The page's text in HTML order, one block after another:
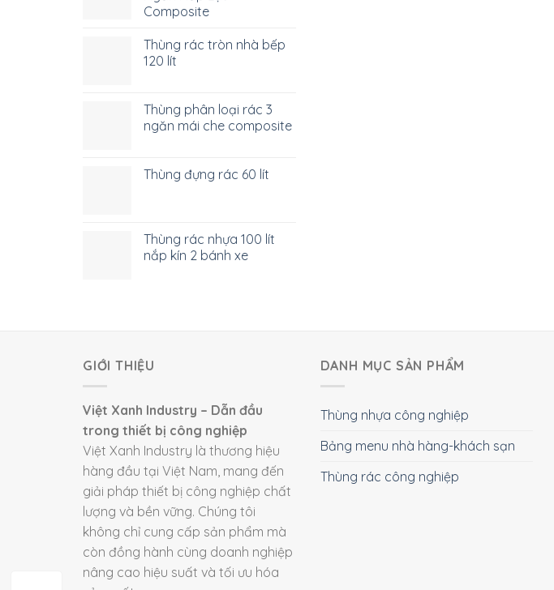
Composite
Thùng rác tròn nhà bếp
120 lít
Thùng phân loại rác 3
ngăn mái che composite
Thùng đựng rác 60 lít
Thùng rác nhựa 100 lít
nắp kín 2 bánh xe
GIỚI THIỆU
Việt Xanh Industry – Dẫn đầu
trong thiết bị công nghiệp
Việt Xanh Industry là thương hiệu
hàng đầu tại Việt Nam, mang đến
giải pháp thiết bị công nghiệp chất
lượng và bền vững. Chúng tôi
không chỉ cung cấp sản phẩm mà
còn đồng hành cùng doanh nghiệp
nâng cao hiệu suất và tối ưu hóa
DANH MỤC SẢN PHẨM
Thùng nhựa công nghiệp
Bảng menu nhà hàng-khách sạn
Thùng rác công nghiệp